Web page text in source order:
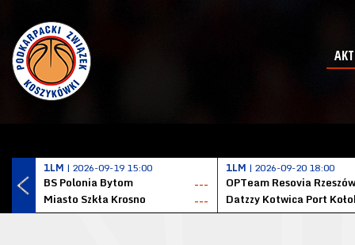
1LM | 2026-09-19 15:00
BS Polonia Bytom
---
Miasto Szkła Krosno
---
1LM | 2026-09-20 18:00
OPTeam Resovia Rzeszów